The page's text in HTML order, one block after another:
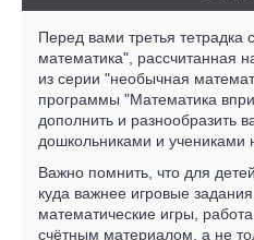
Перед вами третья тетрадка
математика", рассчитанная
из серии "необычная
программы "Математика
дополнить и разнообразить
дошкольниками и учениками
Важно помнить, что для
куда важнее игровые
математические игры,
счётным материалом, а не